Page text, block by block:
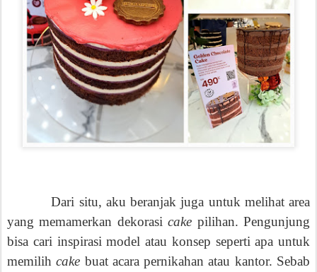
Dari situ, aku beranjak juga untuk melihat area
yang memamerkan dekorasicake pilihan. Pengunjung
bisa cari inspirasi model atau konsep seperti apa untuk
memilihcake buat acara pernikahan atau kantor. Sebab